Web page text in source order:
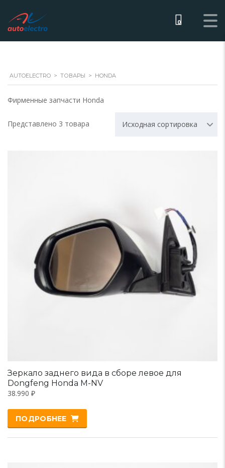
0
AUTOELECTRO > ТОВАРЫ > HONDA
Фирменные запчасти Honda
Представлено 3 товара Исходная сортировка
Зеркало заднего вида в сборе левое для
Dongfeng Honda M-NV
38.990 ₽
ПОДРОБНЕЕ